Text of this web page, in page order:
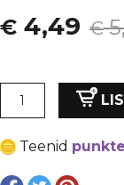
€
Algne
oli:
€ 5,99.
€ 4,49
Current
is:
€ 4,49.
Roosa
21x42
mm,
Teenid punkte